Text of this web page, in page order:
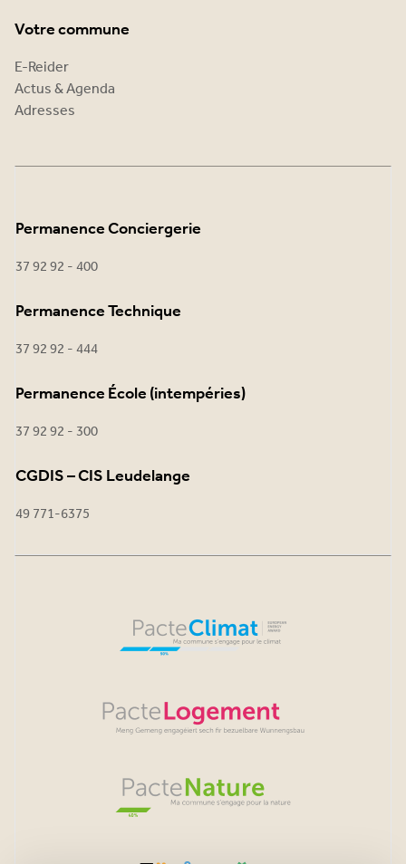
Votre commune
E-Reider
Actus & Agenda
Adresses
Permanence Conciergerie
37 92 92 - 400
Permanence Technique
37 92 92 - 444
Permanence École (intempéries)
37 92 92 - 300
CGDIS – CIS Leudelange
49 771-6375